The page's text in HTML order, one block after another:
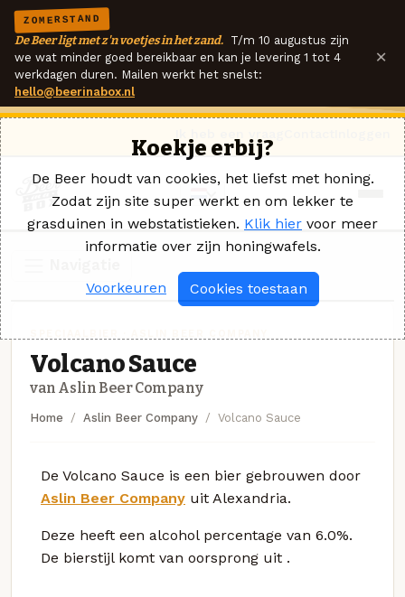
ZOMERSTAND
De Beer ligt met z'n voetjes in het zand. T/m 10 augustus zijn
we wat minder goed bereikbaar en kan je levering 1 tot 4
werkdagen duren. Mailen werkt het snelst:
hello@beerinabox.nl
×
Volcano Sauce
van Aslin Beer Company
Home Aslin Beer Company Volcano Sauce
De Volcano Sauce is een bier gebrouwen door
Aslin Beer Company uit Alexandria.
Deze heeft een alcohol percentage van 6.0%.
De bierstijl komt van oorsprong uit .
Koekje erbij?
De Beer houdt van cookies, het liefst met honing.
Zodat zijn site super werkt en om lekker te
grasduinen in webstatistieken. Klik hier voor meer
informatie over zijn honingwafels.
Voorkeuren Cookies toestaan